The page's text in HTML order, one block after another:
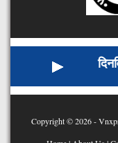
Copyright © 2026 -